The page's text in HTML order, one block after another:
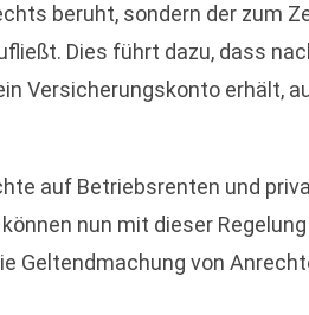
beruht, sondern der zum
Dies führt dazu, dass
Versicherungskonto erhält,
auf Betriebsrenten und
nun mit dieser
Geltendmachung von